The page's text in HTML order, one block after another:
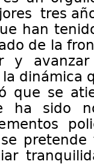
tres
han
de la
y
dinámica
que se
ha sido
pretende